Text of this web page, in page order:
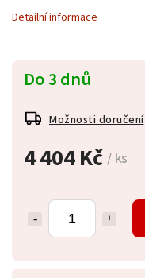
4 404 Kč/ ks
Do 3 dnů
Možnosti doručení
Detailní informace